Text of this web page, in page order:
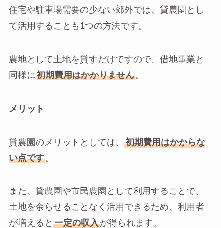
住宅や駐車場需要の少ない郊外では、貸農園とし
て活用することも1つの方法です。
農地として土地を貸すだけですので、借地事業と
同様に 初期費用はかかりません。
メリット
貸農園のメリットとしては、
初期費用はかからな
い点です。
また、貸農園や市民農園として利用することで、
土地を余らせることなく活用できるため、利用者
が増えると 一定の収入が得られます。